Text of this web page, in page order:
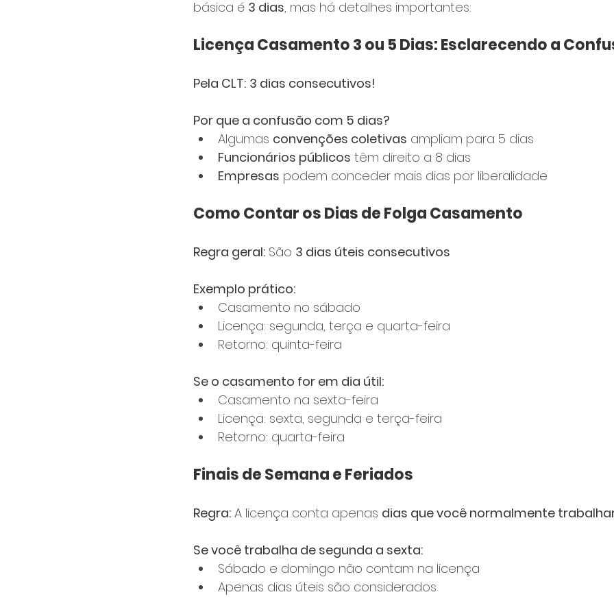
básica é 3 dias, mas há detalhes importantes:
Licença Casamento 3 ou 5 Dias: Esclarecendo a
Pela CLT: 3 dias consecutivos!
Por que a confusão com 5 dias?
Algumas convenções coletivas ampliam para 5 dias
Funcionários públicos têm direito a 8 dias
Empresas podem conceder mais dias por liberalidade
Como Contar os Dias de Folga Casamento
Regra geral: São 3 dias úteis consecutivos
Exemplo prático:
Casamento no sábado
Licença: segunda, terça e quarta-feira
Retorno: quinta-feira
Se o casamento for em dia útil:
Casamento na sexta-feira
Licença: sexta, segunda e terça-feira
Retorno: quarta-feira
Finais de Semana e Feriados
Regra: A licença conta apenas dias que você normalmente
Se você trabalha de segunda a sexta:
Sábado e domingo não contam na licença
Apenas dias úteis são considerados